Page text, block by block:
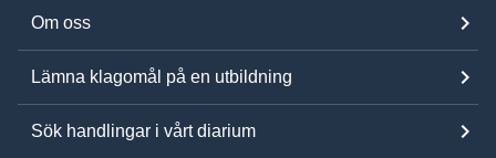
Om oss
Lämna klagomål på en utbildning
Sök handlingar i vårt diarium